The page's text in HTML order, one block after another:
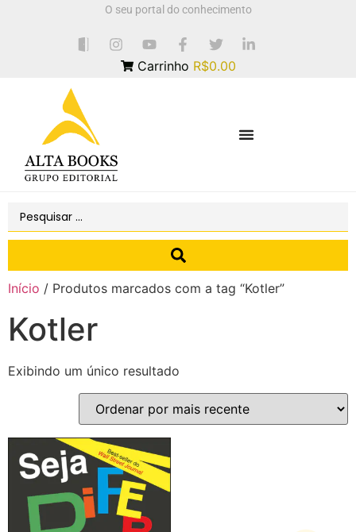
O seu portal do conhecimento
Carrinho R$0.00
Início / Produtos marcados com a tag “Kotler”
Kotler
Exibindo um único resultado